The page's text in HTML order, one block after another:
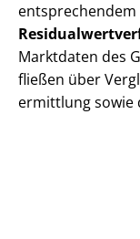
Marktdaten des
fließen über
ermitt­lung sowie